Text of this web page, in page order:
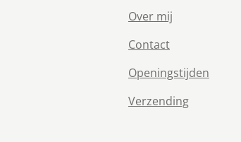
Over mij
Contact
Openingstijden
Verzending